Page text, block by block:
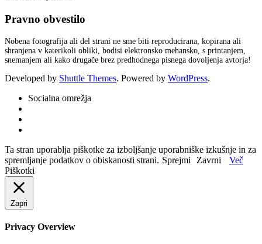
Pravno obvestilo
Nobena fotografija ali del strani ne sme biti reproducirana, kopirana ali
shranjena v katerikoli obliki, bodisi elektronsko mehansko, s printanjem,
snemanjem ali kako drugače brez predhodnega pisnega dovoljenja avtorja!
Developed by Shuttle Themes. Powered by WordPress.
Socialna omrežja
Ta stran uporablja piškotke za izboljšanje uporabniške izkušnje in za
spremljanje podatkov o obiskanosti strani. Sprejmi Zavrni
Več
Piškotki
Zapri
Privacy Overview